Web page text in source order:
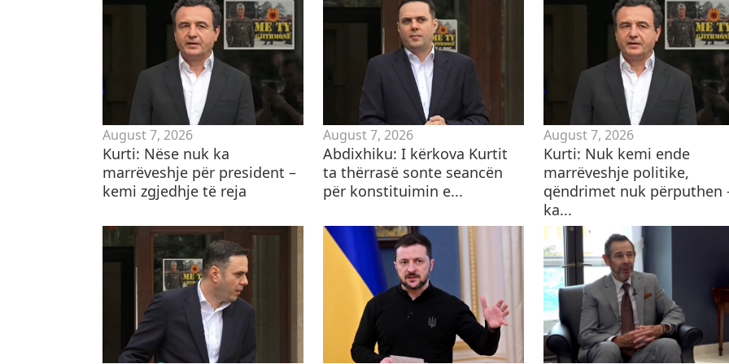
August 7, 2026
Kurti: Nëse nuk ka
marrëveshje për president –
kemi zgjedhje të reja
August 7, 2026
Abdixhiku: I kërkova Kurtit
ta thërrasë sonte seancën
për konstituimin e...
August 7, 2026
Kurti: Nuk kemi ende
marrëveshje politike,
qëndrimet nuk përputhen
ka...